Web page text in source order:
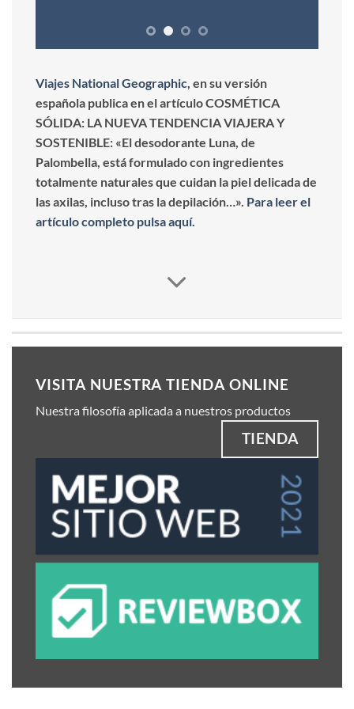
Viajes National Geographic, en su versión
española publica en el artículo COSMÉTICA
SÓLIDA: LA NUEVA TENDENCIA VIAJERA Y
SOSTENIBLE: «El desodorante Luna, de
Palombella, está formulado con ingredientes
totalmente naturales que cuidan la piel delicada de
las axilas, incluso tras la depilación…». Para leer el
artículo completo pulsa aquí.
VISITA NUESTRA TIENDA ONLINE
Nuestra filosofía aplicada a nuestros productos
TIENDA